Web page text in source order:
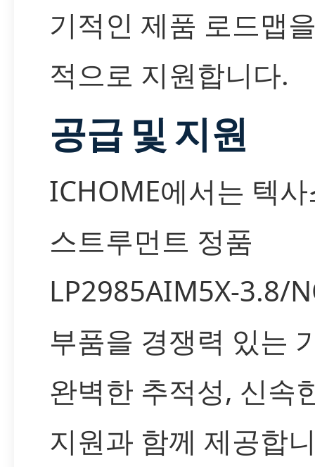
기적인 제품 로드맵
적으로 지원합니다.
공급 및 지원
ICHOME에서는 텍
스트루먼트 정품
LP2985AIM5X-3.8/
부품을 경쟁력 있는
완벽한 추적성, 신속
지원과 함께 제공합